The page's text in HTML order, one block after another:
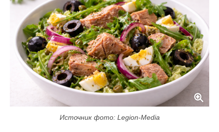
Источник фото: Legion-Media